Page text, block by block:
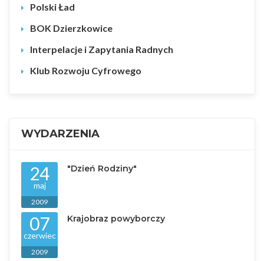
Polski Ład
BOK Dzierzkowice
Interpelacje i Zapytania Radnych
Klub Rozwoju Cyfrowego
WYDARZENIA
24
maj
2009
"Dzień Rodziny"
07
czerwiec
2009
Krajobraz powyborczy